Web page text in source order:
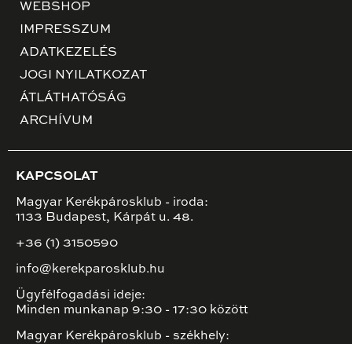
WEBSHOP
IMPRESSZUM
ADATKEZELÉS
JOGI NYILATKOZAT
ÁTLÁTHATÓSÁG
ARCHÍVUM
KAPCSOLAT
Magyar Kerékpárosklub - iroda:
1133 Budapest, Kárpát u. 48.
+36 (1) 3150590
info@kerekparosklub.hu
Ügyfélfogadási ideje:
Minden munkanap 9:30 - 17:30 között
Magyar Kerékpárosklub - székhely: